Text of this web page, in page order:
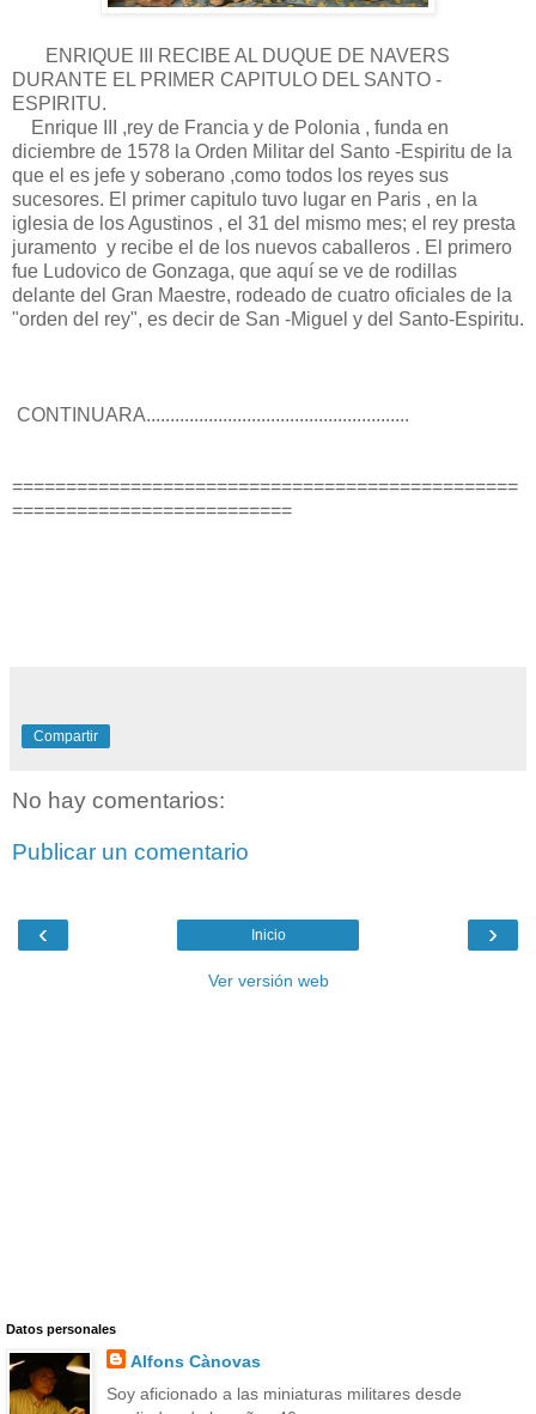
ENRIQUE III RECIBE AL DUQUE DE NAVERS
DURANTE EL PRIMER CAPITULO DEL SANTO -
ESPIRITU.
Enrique III ,rey de Francia y de Polonia , funda en
diciembre de 1578 la Orden Militar del Santo -Espiritu de la
que el es jefe y soberano ,como todos los reyes sus
sucesores. El primer capitulo tuvo lugar en Paris , en la
iglesia de los Agustinos , el 31 del mismo mes; el rey presta
juramento y recibe el de los nuevos caballeros . El primero
fue Ludovico de Gonzaga, que aquí se ve de rodillas
delante del Gran Maestre, rodeado de cuatro oficiales de la
"orden del rey", es decir de San -Miguel y del Santo-Espiritu.
CONTINUARA.......................................................
===============================================
==========================
Compartir
No hay comentarios:
Publicar un comentario
‹ ›
Inicio
Ver versión web
Datos personales
Alfons Cànovas
Soy aficionado a las miniaturas militares desde